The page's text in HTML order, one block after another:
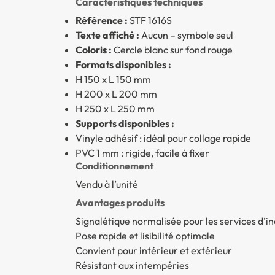
Référence : STF 1616S
Texte affiché : Aucun – symbole seul
Coloris : Cercle blanc sur fond rouge
Formats disponibles :
H 150 x L 150 mm
H 200 x L 200 mm
H 250 x L 250 mm
Supports disponibles :
Vinyle adhésif : idéal pour collage rapide
PVC 1 mm : rigide, facile à fixer
Conditionnement
Vendu à l’unité
Avantages produits
Signalétique normalisée pour les services
Pose rapide et lisibilité optimale
Convient pour intérieur et extérieur
Résistant aux intempéries